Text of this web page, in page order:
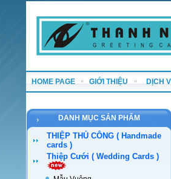
HOME PAGE GIỚI THIỆU DỊCH
DANH MỤC SẢN PHẨM
THIỆP THỦ CÔNG ( Handmade
cards )
Thiệp Cưới ( Wedding Cards )